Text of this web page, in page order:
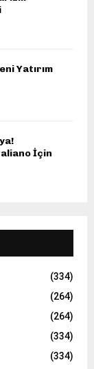
Yatırım
İçin
(334)
(264)
(264)
(334)
(334)